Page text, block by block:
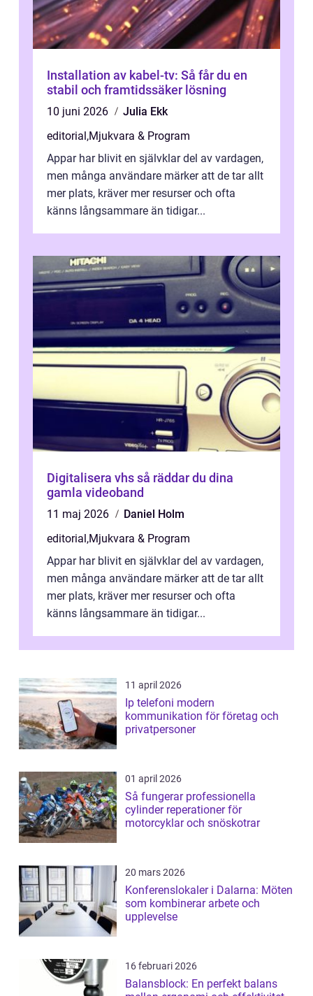
Installation av kabel-tv: Så får du en
stabil och framtidssäker lösning
10 juni 2026
Julia Ekk
editorial ,Mjukvara & Program
Appar har blivit en självklar del av vardagen,
men många användare märker att de tar allt
mer plats, kräver mer resurser och ofta
känns långsammare än tidigar...
Digitalisera vhs så räddar du dina
gamla videoband
11 maj 2026
Daniel Holm
editorial ,Mjukvara & Program
Appar har blivit en självklar del av vardagen,
men många användare märker att de tar allt
mer plats, kräver mer resurser och ofta
känns långsammare än tidigar...
11 april 2026
Ip telefoni modern
kommunikation för företag och
privatpersoner
01 april 2026
Så fungerar professionella
cylinder reperationer för
motorcyklar och snöskotrar
20 mars 2026
Konferenslokaler i Dalarna: Möten
som kombinerar arbete och
upplevelse
16 februari 2026
Balansblock: En perfekt balans